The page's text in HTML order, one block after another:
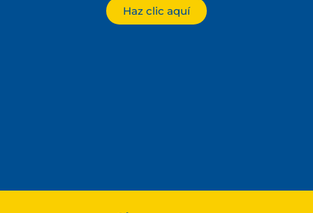
Haz clic aquí